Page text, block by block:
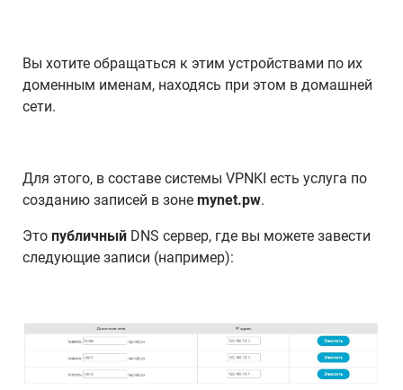
Вы хотите обращаться к этим устройствами по их
доменным именам, находясь при этом в домашней
сети.
Для этого, в составе системы VPNKI есть услуга по
созданию записей в зоне mynet.pw.
Это публичный DNS сервер, где вы можете завести
следующие записи (например):